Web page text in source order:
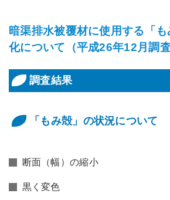
暗渠排水被覆材に使用する「
化について（平成26年12月調査
調査結果
「もみ殻」の状況について
断面（幅）の縮小
黒く変色